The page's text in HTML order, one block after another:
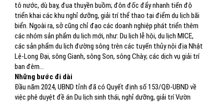
tô nước, dù bay, đua thuyền buồm; đôn đốc đẩy nhanh tiến độ
triển khai các khu nghỉ dưỡng, giải trí thể thao tại điểm du lịch bãi
biển. Ngoài ra, sở cũng chỉ đạo các doanh nghiệp phát triển thêm
các nhóm sản phẩm du lịch mới, như: Du lịch lễ hội, du lịch MICE,
các sản phẩm du lịch đường sông trên các tuyến thủy nội địa Nhật
Lệ-Long Đại, sông Gianh, sông Son, sông Chày; các dịch vụ giải trí
ban đêm…
Những bước đi dài
Đầu năm 2024, UBND tỉnh đã có Quyết định số 153/QĐ-UBND về
việc phê duyệt đề án Du lịch sinh thái, nghỉ dưỡng, giải trí Vườn